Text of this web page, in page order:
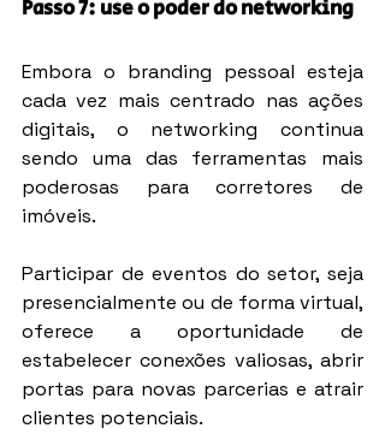
Passo 7: use o poder do networking
Embora o branding pessoal esteja
cada vez mais centrado nas ações
digitais, o networking continua
sendo uma das ferramentas mais
poderosas para corretores de
imóveis.
Participar de eventos do setor, seja
presencialmente ou de forma virtual,
oferece a oportunidade de
estabelecer conexões valiosas, abrir
portas para novas parcerias e atrair
clientes potenciais.